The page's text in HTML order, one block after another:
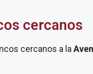
cercanos
cercanos a la